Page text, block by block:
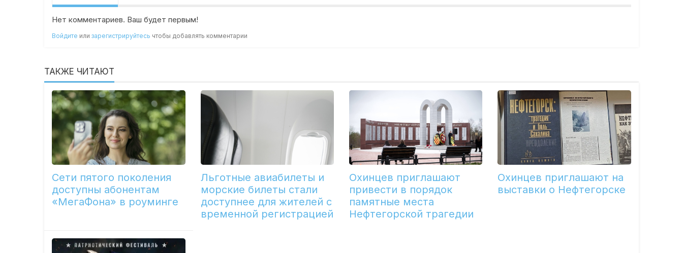
Нет комментариев. Ваш будет первым!
Войдите илизарегистрируйтесь чтобы добавлять комментарии
ТАКЖЕ ЧИТАЮТ
Сети пятого поколения
доступны абонентам
«МегаФона» в роуминге
Льготные авиабилеты и
морские билеты стали
доступнее для жителей с
временной регистрацией
Охинцев приглашают
привести в порядок
памятные места
Нефтегорской трагедии
Охинцев приглашают на
выставки о Нефтегорске